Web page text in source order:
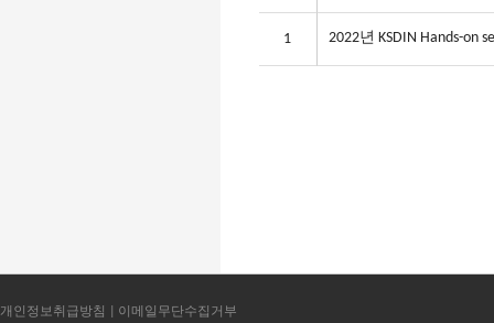
1 2022년 KSDIN Hands-on
개인정보취급방침 | 이메일무단수집거부